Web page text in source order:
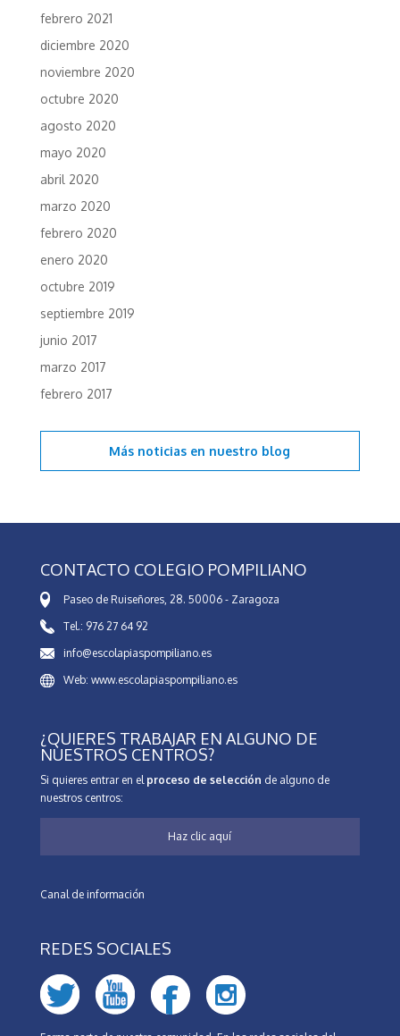
febrero 2021
diciembre 2020
noviembre 2020
octubre 2020
agosto 2020
mayo 2020
abril 2020
marzo 2020
febrero 2020
enero 2020
octubre 2019
septiembre 2019
junio 2017
marzo 2017
febrero 2017
Más noticias en nuestro blog
CONTACTO COLEGIO POMPILIANO
Paseo de Ruiseñores, 28. 50006 - Zaragoza
Tel.: 976 27 64 92
info@escolapiaspompiliano.es
Web: www.escolapiaspompiliano.es
¿QUIERES TRABAJAR EN ALGUNO DE
NUESTROS CENTROS?
Si quieres entrar en el proceso de selección de alguno de
nuestros centros:
Haz clic aquí
Canal de información
REDES SOCIALES